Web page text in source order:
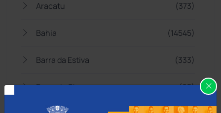
Aracatu (373)
Bahia (14545)
Barra da Estiva (333)
Barra do Choça (65)